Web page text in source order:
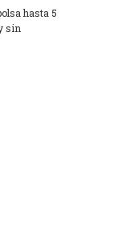
hasta 5
sin